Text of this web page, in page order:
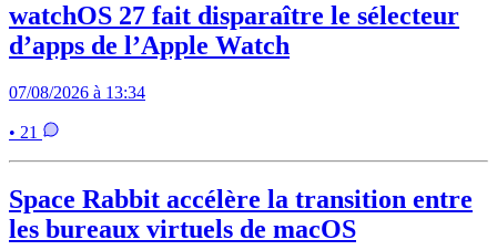
watchOS 27 fait disparaître le sélecteur
d’apps de l’Apple Watch
07/08/2026 à 13:34
• 21
Space Rabbit accélère la transition entre
les bureaux virtuels de macOS